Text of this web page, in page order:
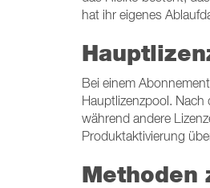
hat ihr eigenes
Bei einem
Hauptlizenzpool. Nach
während andere
Produktaktivierung
Methoden